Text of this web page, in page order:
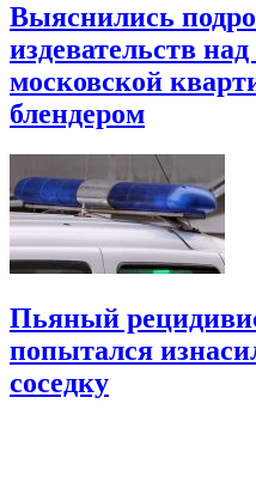
Выяснились
издевательств
московской
блендером
Пьяный
попытался
соседку